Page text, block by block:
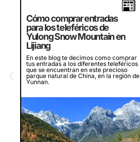
Cómo comprar entradas
para los teleféricos de
Yulong Snow Mountain en
Lijiang
En este blog te decimos como comprar
tus entradas a los diferentes teleféricos
que se encuentran en este precioso
parque natural de China, en la región de
Yunnan.